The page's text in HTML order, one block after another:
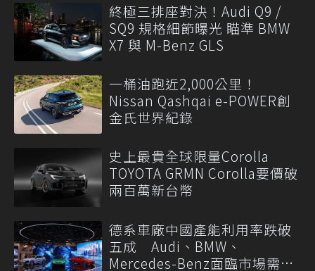
終極三排座對決！Audi Q9 /
SQ9 規格細節曝光 瞄準 BMW
X7 與 M-Benz GLS
一桶油跑近2,000公里！
Nissan Qashqai e-POWER創
金氏世界紀錄
史上最貴全球限量Corolla
TOYOTA GRMN Corolla要價破
兩百萬新台幣
德系車廠中國產能利用率跌破
五成 Audi、BMW、
Mercedes-Benz面臨市場需求